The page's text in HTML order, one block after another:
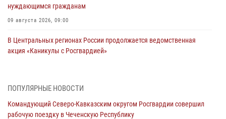
нуждающимся гражданам
09 августа 2026, 09:00
В Центральных регионах России продолжается ведомственная
акция «Каникулы с Росгвардией»
В Чеченской Республике пожарные расчеты Росгвардии и МЧС
09 августа 2026, 08:00
ПОПУЛЯРНЫЕ НОВОСТИ
Командующий Северо-Кавказским округом Росгвардии совершил
рабочую поездку в Чеченскую Республику